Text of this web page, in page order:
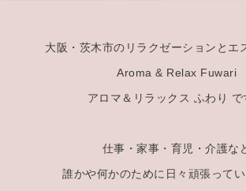
大阪・茨木市のリラクゼーションとエ
Aroma & Relax Fuwari
アロマ＆リラックス ふわり で
仕事・家事・育児・介護な
誰かや何かのために日々頑張って